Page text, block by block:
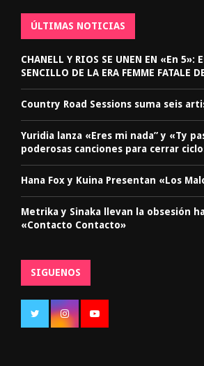
ÚLTIMAS NOTICIAS
CHANELL Y RIOS SE UNEN EN «En 5»:
SENCILLO DE LA ERA FEMME FATALE
Country Road Sessions suma seis
Yuridia lanza «Eres mi nada” y «Ty
poderosas canciones para cerrar
Hana Fox y Kuina Presentan «Los
Metrika y Sinaka llevan la obsesión
«Contacto Contacto»
SIGUENOS